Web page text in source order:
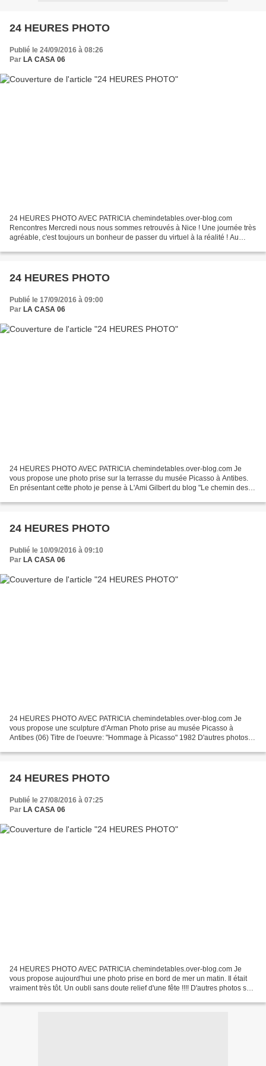
24 HEURES PHOTO
Publié le 24/09/2016 à 08:26
Par LA CASA 06
24 HEURES PHOTO AVEC PATRICIA chemindetables.over-blog.com
Rencontres Mercredi nous nous sommes retrouvés à Nice ! Une journée très
agréable, c'est toujours un bonheur de passer du virtuel à la réalité ! Au
24 HEURES PHOTO
Publié le 17/09/2016 à 09:00
Par LA CASA 06
24 HEURES PHOTO AVEC PATRICIA chemindetables.over-blog.com Je
vous propose une photo prise sur la terrasse du musée Picasso à Antibes.
En présentant cette photo je pense à L'Ami Gilbert du blog "Le chemin des
24 HEURES PHOTO
Publié le 10/09/2016 à 09:10
Par LA CASA 06
24 HEURES PHOTO AVEC PATRICIA chemindetables.over-blog.com Je
vous propose une sculpture d'Arman Photo prise au musée Picasso à
Antibes (06) Titre de l'oeuvre: "Hommage à Picasso" 1982 D'autres photos
24 HEURES PHOTO
Publié le 27/08/2016 à 07:25
Par LA CASA 06
24 HEURES PHOTO AVEC PATRICIA chemindetables.over-blog.com Je
vous propose aujourd'hui une photo prise en bord de mer un matin. Il était
vraiment très tôt. Un oubli sans doute relief d'une fête !!!! D'autres photos sont